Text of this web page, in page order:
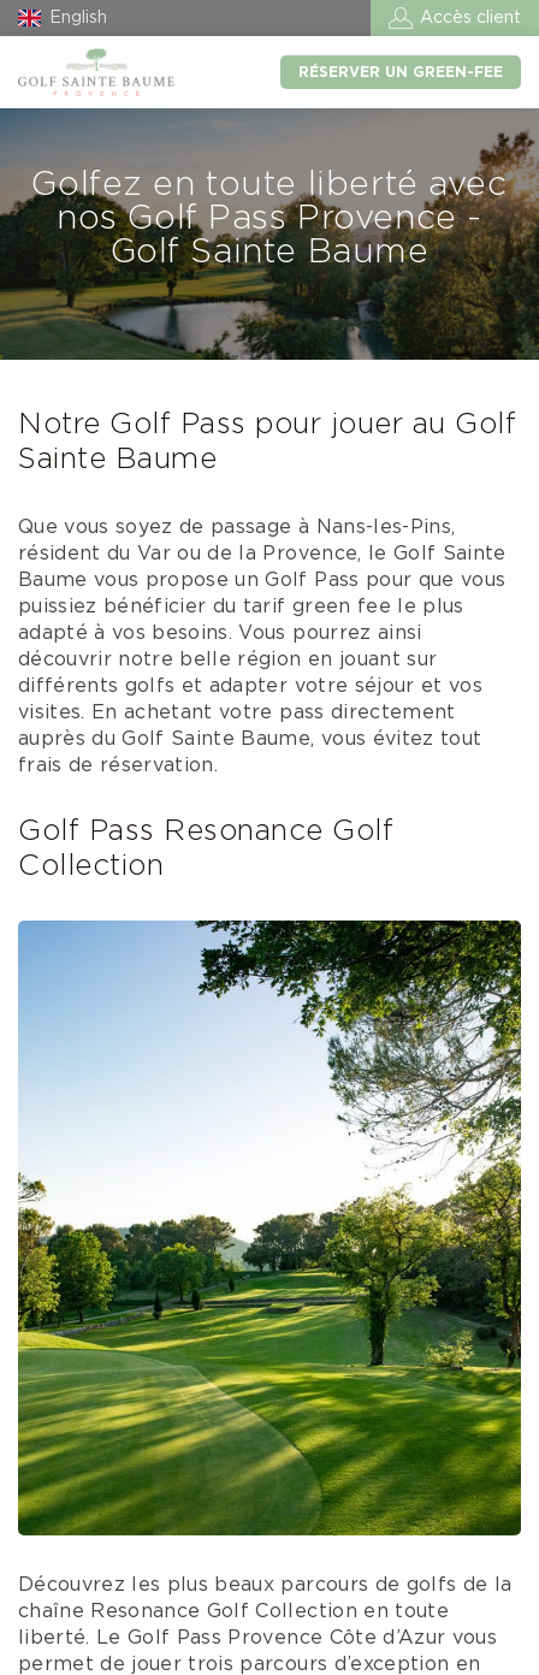
English Accès client
RÉSERVER UN GREEN-FEE
Golfez en toute liberté avec
nos Golf Pass Provence -
Golf Sainte Baume
Notre Golf Pass pour jouer au Golf
Sainte Baume
Que vous soyez de passage à Nans-les-Pins,
résident du Var ou de la Provence, le Golf Sainte
Baume vous propose un Golf Pass pour que vous
puissiez bénéficier du tarif green fee le plus
adapté à vos besoins. Vous pourrez ainsi
découvrir notre belle région en jouant sur
différents golfs et adapter votre séjour et vos
visites. En achetant votre pass directement
auprès du Golf Sainte Baume, vous évitez tout
frais de réservation.
Golf Pass Resonance Golf
Collection
Découvrez les plus beaux parcours de golfs de la
chaîne Resonance Golf Collection en toute
liberté. Le Golf Pass Provence Côte d’Azur vous
permet de jouer trois parcours d’exception en